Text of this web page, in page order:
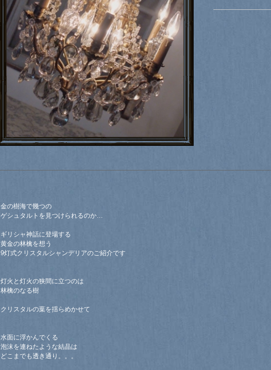
金の樹海で幾つの
ゲシュタルトを見つけられるのか…
ギリシャ神話に登場する
黄金の林檎を想う
9灯式クリスタルシャンデリアのご紹介です
灯火と灯火の狭間に立つのは
林檎のなる樹
クリスタルの葉を揺らめかせて
水面に浮かんでくる
泡沫を連ねたような結晶は
どこまでも透き通り。。。